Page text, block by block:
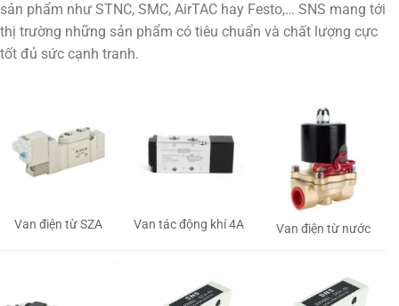
sản phẩm như STNC, SMC, AirTAC hay Festo,… SNS mang tới
thị trường những sản phẩm có tiêu chuẩn và chất lượng cực
tốt đủ sức cạnh tranh.
Van điện từ SZA Van tác động khí 4A Van điện từ nước